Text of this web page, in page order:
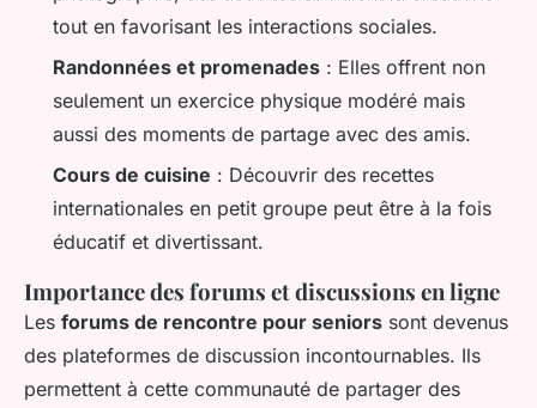
tout en favorisant les interactions sociales.
Randonnées et promenades : Elles offrent non
seulement un exercice physique modéré mais
aussi des moments de partage avec des amis.
Cours de cuisine : Découvrir des recettes
internationales en petit groupe peut être à la fois
éducatif et divertissant.
Importance des forums et discussions en ligne
Les forums de rencontre pour seniors sont devenus
des plateformes de discussion incontournables. Ils
permettent à cette communauté de partager des